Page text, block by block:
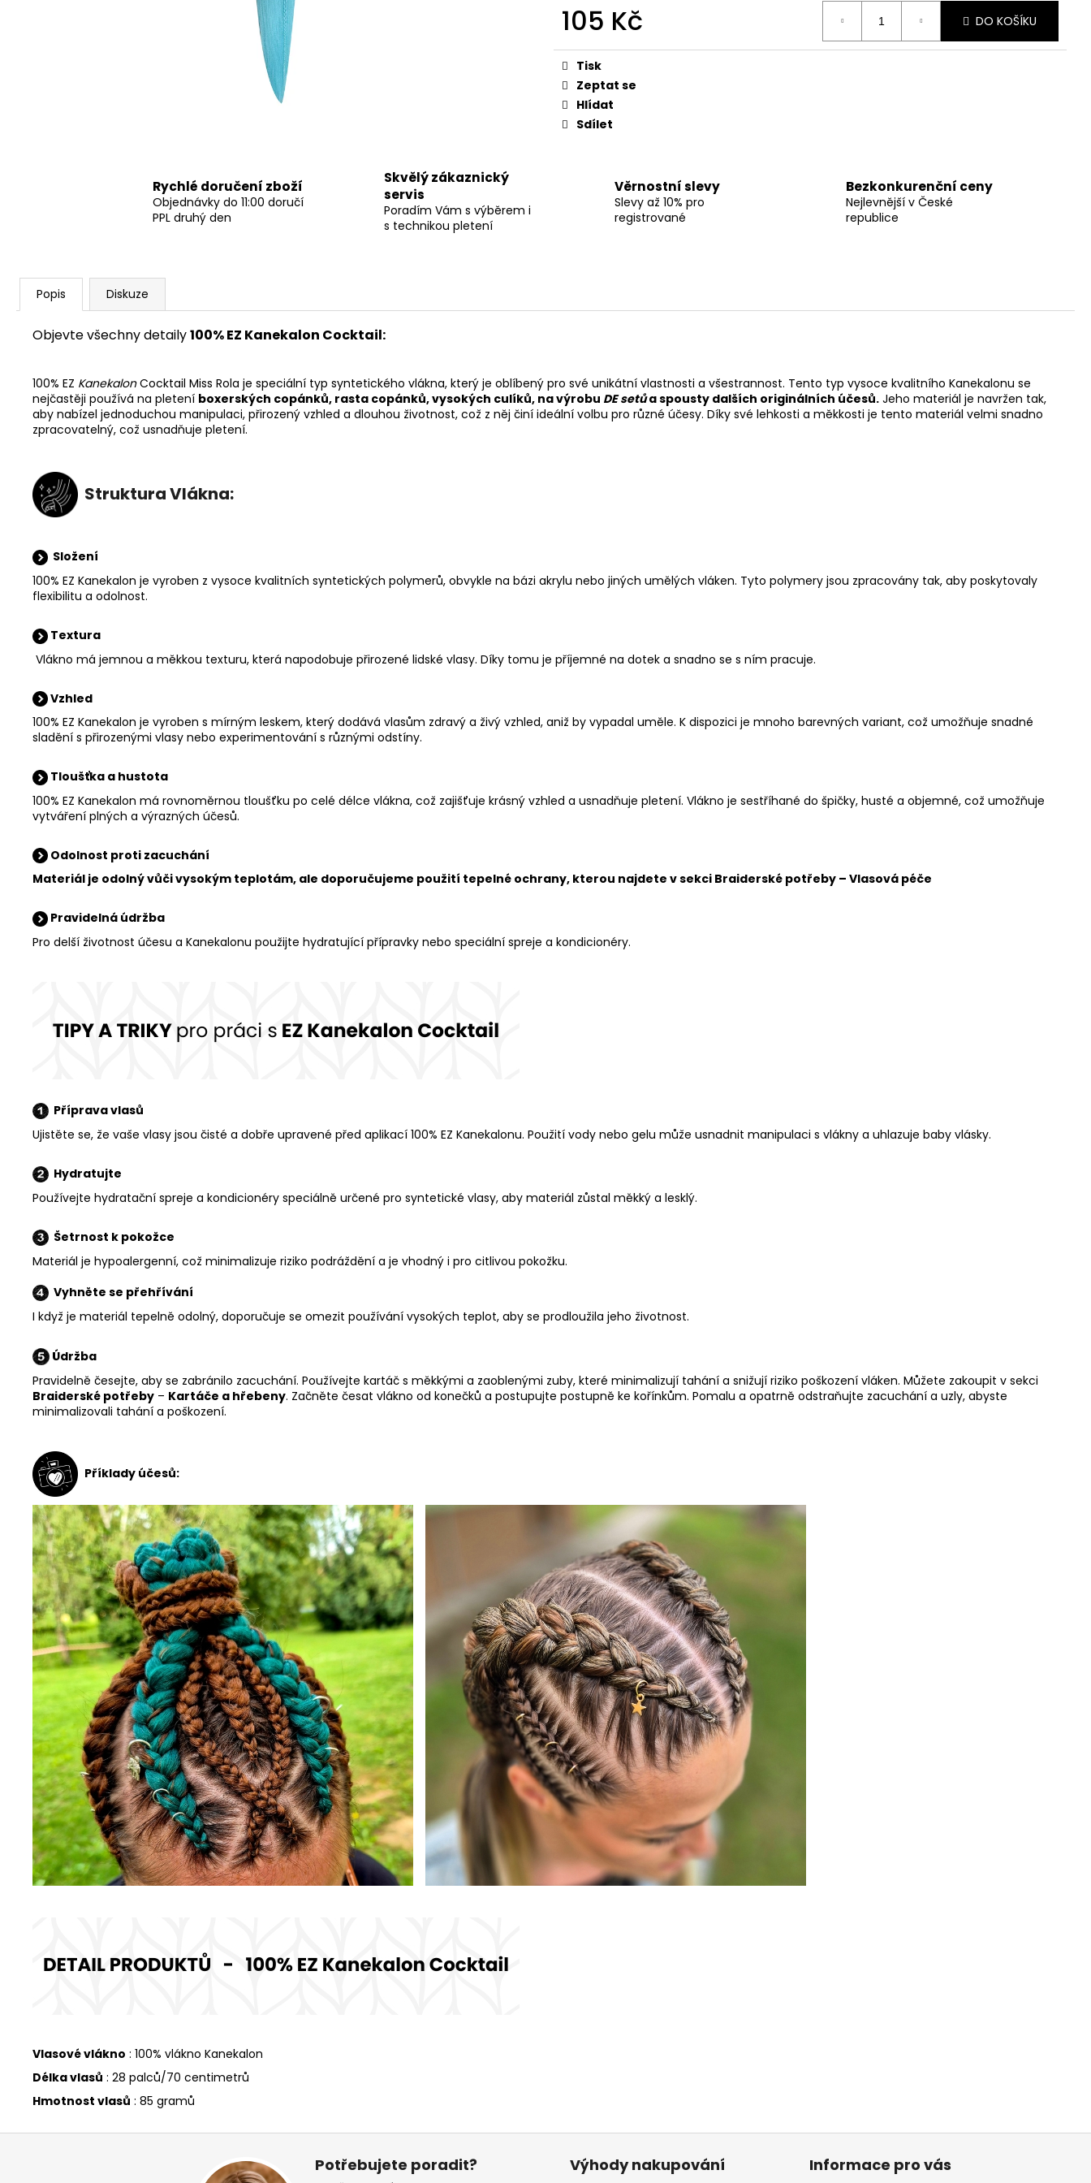
105 Kč DO KOŠÍKU
Tisk
Zeptat se
Hlídat
Sdílet
Rychlé doručení zboží
Objednávky do 11:00 doručí
PPL druhý den
Skvělý zákaznický
servis
Poradím Vám s výběrem i
s technikou pletení
Věrnostní slevy
Slevy až 10% pro
registrované
Bezkonkurenční ceny
Nejlevnější v České
republice
Popis Diskuze
Objevte všechny detaily100% EZ Kanekalon Cocktail:
100% EZ KanekalonCocktail Miss Rola je speciální typ syntetického vlákna, který je oblíbený pro své unikátní vlastnosti a všestrannost. Tento typ vysoce kvalitního Kanekalonu se
nejčastěji používá na pletení boxerských copánků, rasta copánků, vysokých culíků, na výrobu DE setůa spousty dalších originálních účesů. Jeho materiál je navržen tak,
aby nabízel jednoduchou manipulaci, přirozený vzhled a dlouhou životnost, což z něj činí ideální volbu pro různé účesy. Díky své lehkosti a měkkosti je tento materiál velmi snadno
zpracovatelný, což usnadňuje pletení.
Struktura Vlákna:
Složení
100% EZ Kanekalon je vyroben z vysoce kvalitních syntetických polymerů, obvykle na bázi akrylu nebo jiných umělých vláken. Tyto polymery jsou zpracovány tak, aby poskytovaly
flexibilitu a odolnost.
Textura
Vlákno má jemnou a měkkou texturu, která napodobuje přirozené lidské vlasy. Díky tomu je příjemné na dotek a snadno se s ním pracuje.
Vzhled
100% EZ Kanekalon je vyroben s mírným leskem, který dodává vlasům zdravý a živý vzhled, aniž by vypadal uměle. K dispozici je mnoho barevných variant, což umožňuje snadné
sladění s přirozenými vlasy nebo experimentování s různými odstíny.
Tloušťka a hustota
100% EZ Kanekalon má rovnoměrnou tloušťku po celé délce vlákna, což zajišťuje krásný vzhled a usnadňuje pletení. Vlákno je sestříhané do špičky, husté a objemné, což umožňuje
vytváření plných a výrazných účesů.
Odolnost proti zacuchání
Materiál je odolný vůči vysokým teplotám, ale doporučujeme použití tepelné ochrany, kterou najdete v sekci Braiderské potřeby – Vlasová péče
Pravidelná údržba
Pro delší životnost účesu a Kanekalonu použijte hydratující přípravky nebo speciální spreje a kondicionéry.
Příprava vlasů
Ujistěte se, že vaše vlasy jsou čisté a dobře upravené před aplikací 100% EZ Kanekalonu. Použití vody nebo gelu může usnadnit manipulaci s vlákny a uhlazuje baby vlásky.
Hydratujte
Používejte hydratační spreje a kondicionéry speciálně určené pro syntetické vlasy, aby materiál zůstal měkký a lesklý.
Šetrnost k pokožce
Materiál je hypoalergenní, což minimalizuje riziko podráždění a je vhodný i pro citlivou pokožku.
Vyhněte se přehřívání
I když je materiál tepelně odolný, doporučuje se omezit používání vysokých teplot, aby se prodloužila jeho životnost.
Údržba
Pravidelně česejte, aby se zabránilo zacuchání. Používejte kartáč s měkkými a zaoblenými zuby, které minimalizují tahání a snižují riziko poškození vláken. Můžete zakoupit v sekci
Braiderské potřeby – Kartáče a hřebeny. Začněte česat vlákno od konečků a postupujte postupně ke kořínkům. Pomalu a opatrně odstraňujte zacuchání a uzly, abyste
minimalizovali tahání a poškození.
Příklady účesů:
Vlasové vlákno : 100% vlákno Kanekalon
Délka vlasů : 28 palců/70 centimetrů
Hmotnost vlasů : 85 gramů
Potřebujete poradit? Výhody nakupování Informace pro vás